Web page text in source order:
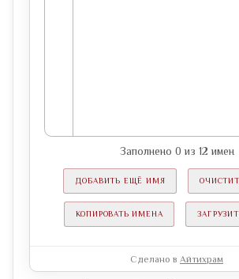
Заполнено 0 из 12 имен
ДОБАВИТЬ ЕЩЁ ИМЯ
КОПИРОВАТЬ ИМЕНА
Сделано в Айтихрам